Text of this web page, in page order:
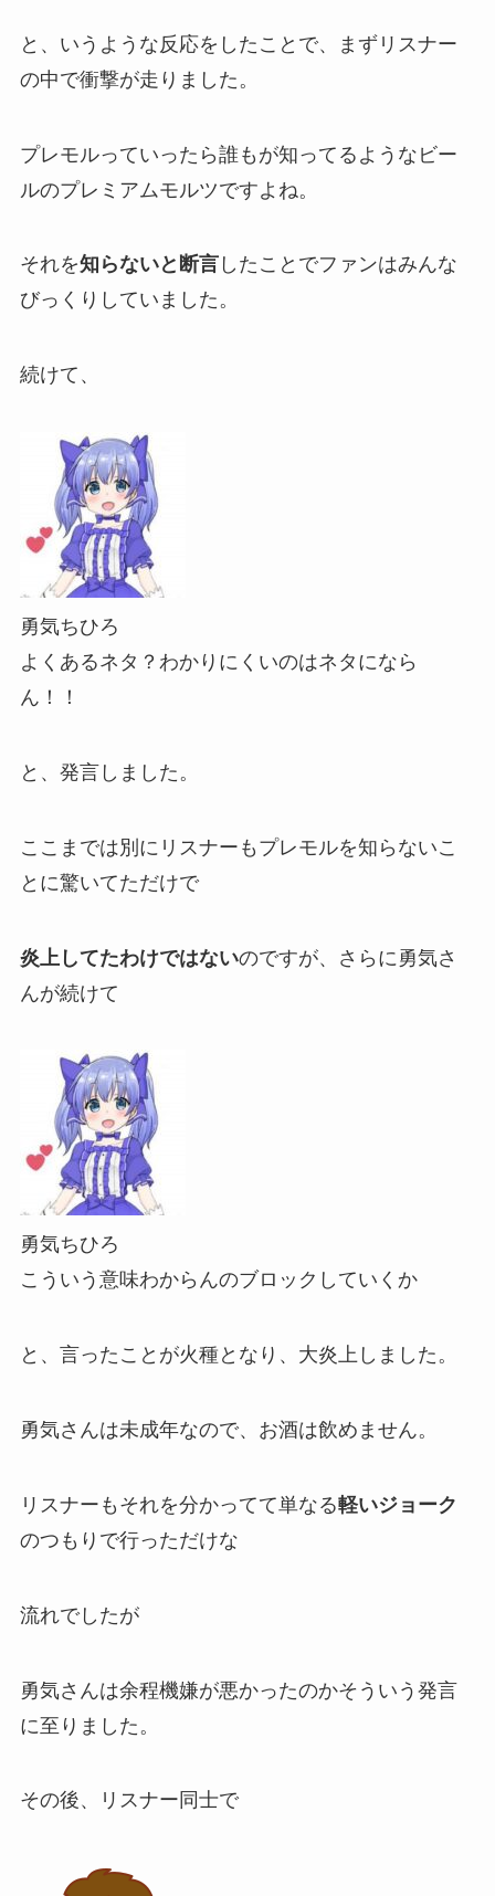
と、いうような反応をしたことで、まずリスナー
の中で衝撃が走りました。
プレモルっていったら誰もが知ってるようなビー
ルのプレミアムモルツですよね。
それを知らないと断言したことでファンはみんな
びっくりしていました。
続けて、
勇気ちひろ
よくあるネタ？わかりにくいのはネタになら
ん！！
と、発言しました。
ここまでは別にリスナーもプレモルを知らないこ
とに驚いてただけで
炎上してたわけではないのですが、さらに勇気さ
んが続けて
勇気ちひろ
こういう意味わからんのブロックしていくか
と、言ったことが火種となり、 大炎上 しました。
勇気さんは未成年なので、お酒は飲めません。
リスナーもそれを分かってて単なる軽いジョーク
のつもりで行っただけな
流れでしたが
勇気さんは余程機嫌が悪かったのかそういう発言
に至りました。
その後、リスナー同士で